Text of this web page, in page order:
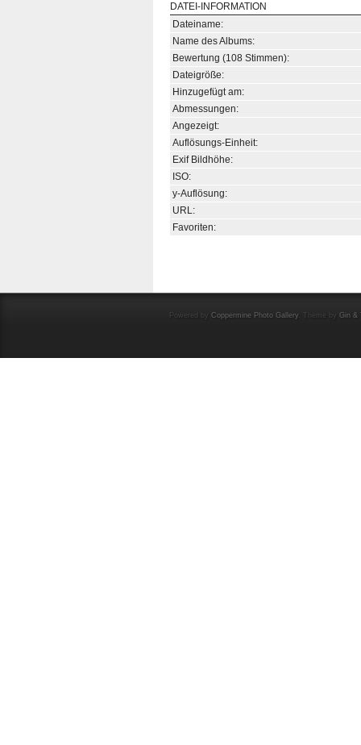
DATEI-INFORMATION
Dateiname:
Name des Albums:
Bewertung (108 Stimmen):
Dateigröße:
Hinzugefügt am:
Abmessungen:
Angezeigt:
Auflösungs-Einheit:
Exif Bildhöhe:
ISO:
y-Auflösung:
URL:
Favoriten:
Powered by Coppermine Photo Gallery. Theme by Gin &